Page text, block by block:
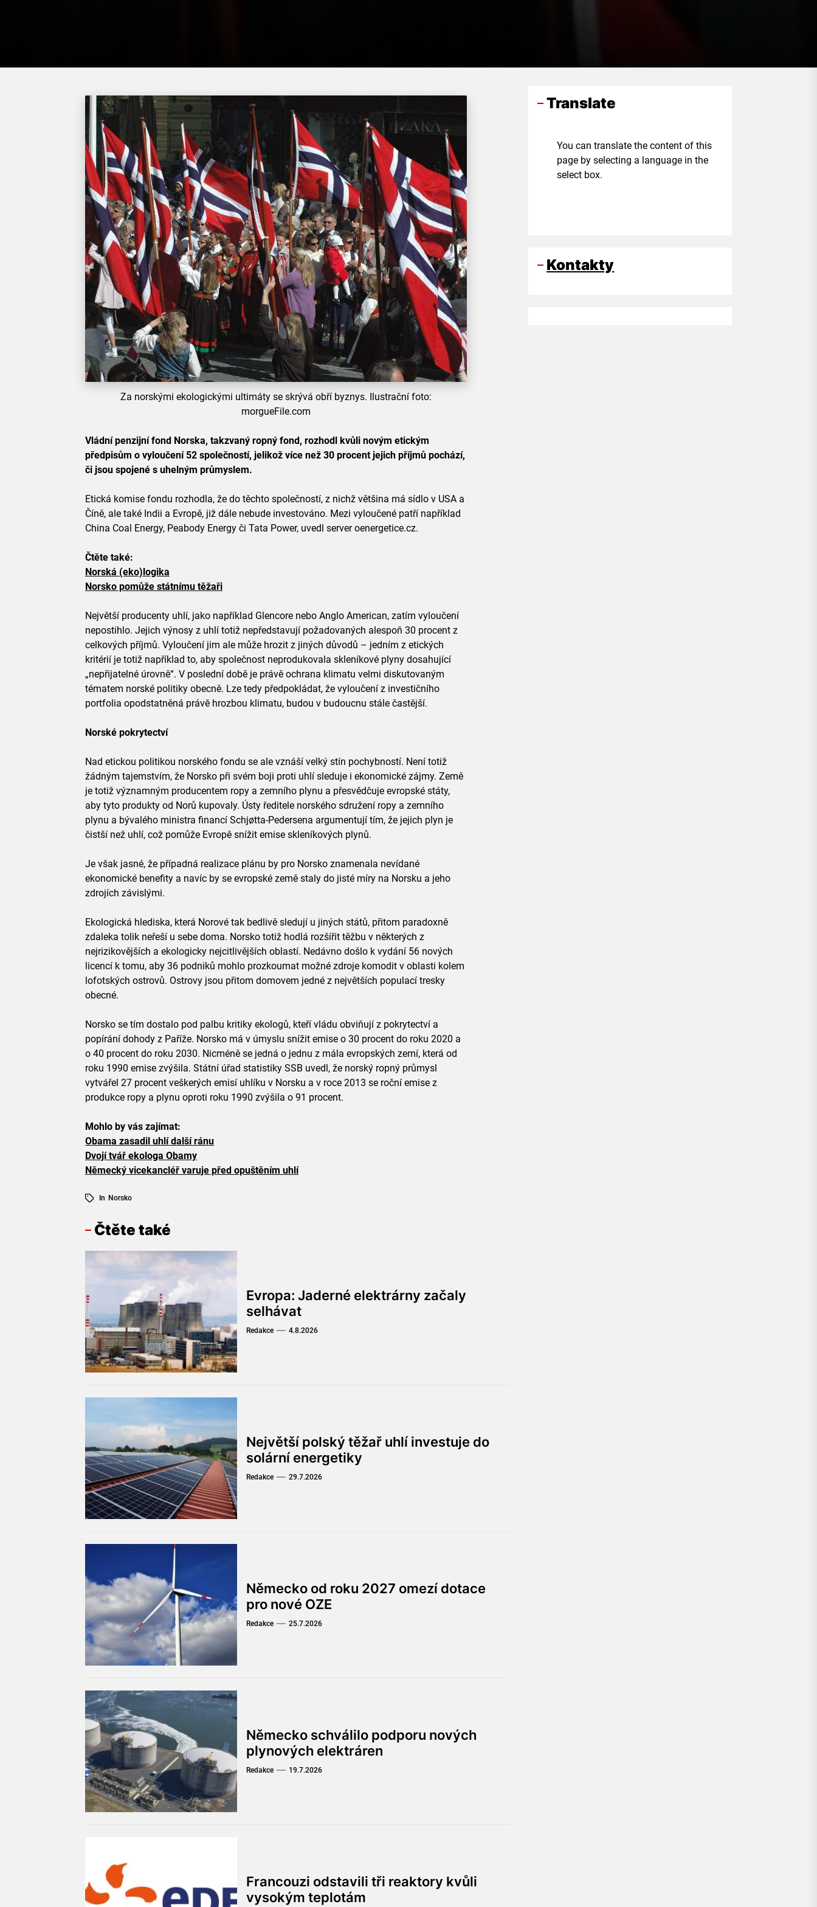
Za norskými ekologickými ultimáty se skrývá obří byznys. Ilustrační foto:
morgueFile.com
Vládní penzijní fond Norska, takzvaný ropný fond, rozhodl kvůli novým etickým
předpisům o vyloučení 52 společností, jelikož více než 30 procent jejich příjmů pochází,
či jsou spojené s uhelným průmyslem.
Etická komise fondu rozhodla, že do těchto společností, z nichž většina má sídlo v USA a
Číně, ale také Indii a Evropě, již dále nebude investováno. Mezi vyloučené patří například
China Coal Energy, Peabody Energy či Tata Power, uvedl server oenergetice.cz.
Čtěte také:
Norská (eko)logika
Norsko pomůže státnímu těžaři
Největší producenty uhlí, jako například Glencore nebo Anglo American, zatím vyloučení
nepostihlo. Jejich výnosy z uhlí totiž nepředstavují požadovaných alespoň 30 procent z
celkových příjmů. Vyloučení jim ale může hrozit z jiných důvodů – jedním z etických
kritérií je totiž například to, aby společnost neprodukovala skleníkové plyny dosahující
„nepřijatelné úrovně“. V poslední době je právě ochrana klimatu velmi diskutovaným
tématem norské politiky obecně. Lze tedy předpokládat, že vyloučení z investičního
portfolia opodstatněná právě hrozbou klimatu, budou v budoucnu stále častější.
Norské pokrytectví
Nad etickou politikou norského fondu se ale vznáší velký stín pochybností. Není totiž
žádným tajemstvím, že Norsko při svém boji proti uhlí sleduje i ekonomické zájmy. Země
je totiž významným producentem ropy a zemního plynu a přesvědčuje evropské státy,
aby tyto produkty od Norů kupovaly. Ústy ředitele norského sdružení ropy a zemního
plynu a bývalého ministra financí Schjøtta-Pedersena argumentují tím, že jejich plyn je
čistší než uhlí, což pomůže Evropě snížit emise skleníkových plynů.
Je však jasné, že případná realizace plánu by pro Norsko znamenala nevídané
ekonomické benefity a navíc by se evropské země staly do jisté míry na Norsku a jeho
zdrojích závislými.
Ekologická hlediska, která Norové tak bedlivě sledují u jiných států, přitom paradoxně
zdaleka tolik neřeší u sebe doma. Norsko totiž hodlá rozšířit těžbu v některých z
nejrizikovějších a ekologicky nejcitlivějších oblastí. Nedávno došlo k vydání 56 nových
licencí k tomu, aby 36 podniků mohlo prozkoumat možné zdroje komodit v oblasti kolem
lofotských ostrovů. Ostrovy jsou přitom domovem jedné z největších populací tresky
obecné.
Norsko se tím dostalo pod palbu kritiky ekologů, kteří vládu obviňují z pokrytectví a
popírání dohody z Paříže. Norsko má v úmyslu snížit emise o 30 procent do roku 2020 a
o 40 procent do roku 2030. Nicméně se jedná o jednu z mála evropských zemí, která od
roku 1990 emise zvýšila. Státní úřad statistiky SSB uvedl, že norský ropný průmysl
vytvářel 27 procent veškerých emisí uhlíku v Norsku a v roce 2013 se roční emise z
produkce ropy a plynu oproti roku 1990 zvýšila o 91 procent.
Mohlo by vás zajímat:
Obama zasadil uhlí další ránu
Dvojí tvář ekologa Obamy
Německý vicekancléř varuje před opuštěním uhlí
In Norsko
Čtěte také
Evropa: Jaderné elektrárny začaly
selhávat
Redakce 4.8.2026
Největší polský těžař uhlí investuje do
solární energetiky
Redakce 29.7.2026
Německo od roku 2027 omezí dotace
pro nové OZE
Redakce 25.7.2026
Německo schválilo podporu nových
plynových elektráren
Redakce 19.7.2026
Francouzi odstavili tři reaktory kvůli
vysokým teplotám
Translate
You can translate the content of this
page by selecting a language in the
select box.
Kontakty